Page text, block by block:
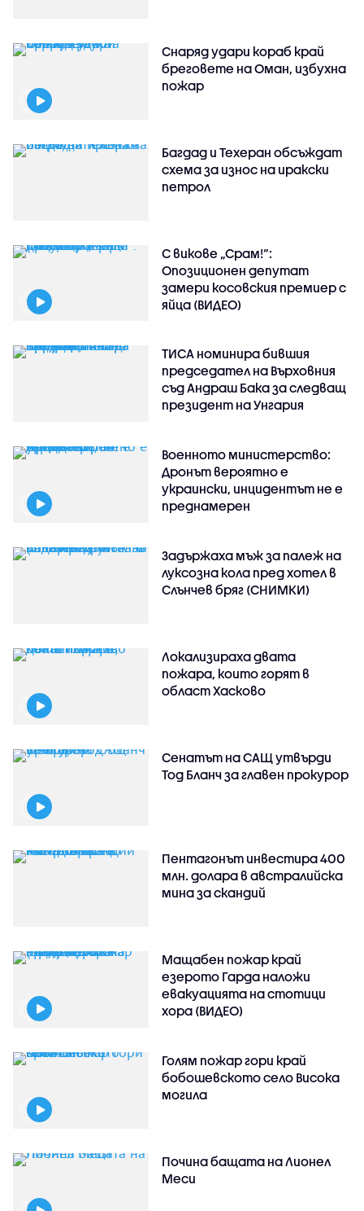
Снаряд удари кораб край
бреговете на Оман, избухна
пожар
Багдад и Техеран обсъждат
схема за износ на иракски
петрол
С викове „Срам!“:
Опозиционен депутат
замери косовския премиер с
яйца (ВИДЕО)
ТИСА номинира бившия
председател на Върховния
съд Андраш Бака за следващ
президент на Унгария
Военното министерство:
Дронът вероятно е
украински, инцидентът не е
преднамерен
Задържаха мъж за палеж на
луксозна кола пред хотел в
Слънчев бряг (СНИМКИ)
Локализираха двата
пожара, които горят в
област Хасково
Сенатът на САЩ утвърди
Тод Бланч за главен прокурор
Пентагонът инвестира 400
млн. долара в австралийска
мина за скандий
Мащабен пожар край
езерото Гарда наложи
евакуацията на стотици
хора (ВИДЕО)
Голям пожар гори край
бобошевското село Висока
могила
Почина бащата на Лионел
Меси